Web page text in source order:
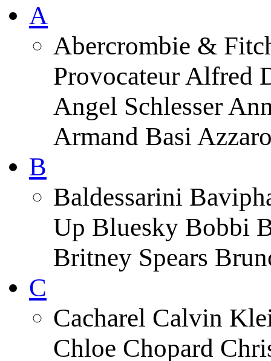
A
Abercrombie &
Provocateur Alfred
Angel Schlesser
Armand Basi
B
Baldessarini
Up Bluesky Bobbi
Britney Spears
C
Cacharel Calvin
Chloe Chopard